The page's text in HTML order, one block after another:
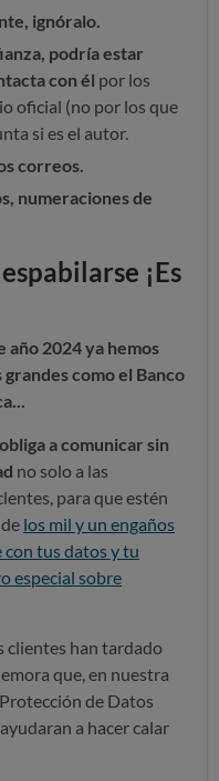
ignóralo.
podría estar
con él por los
oficial (no por los que
si es el autor.
correos.
numeraciones de
¡Es
año 2024 ya hemos
como el Banco
a comunicar sin
no solo a las
para que estén
los mil y un engaños
con tus datos y tu
especial sobre
clientes han tardado
que, en nuestra
de Datos
a hacer calar